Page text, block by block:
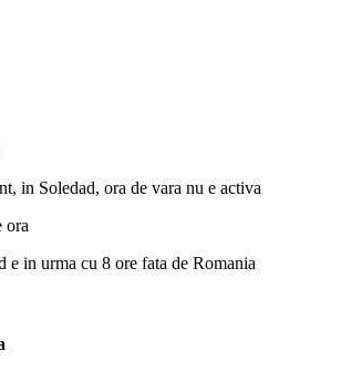
in Soledad, ora de vara nu e activa
e in urma cu 8 ore fata de Romania